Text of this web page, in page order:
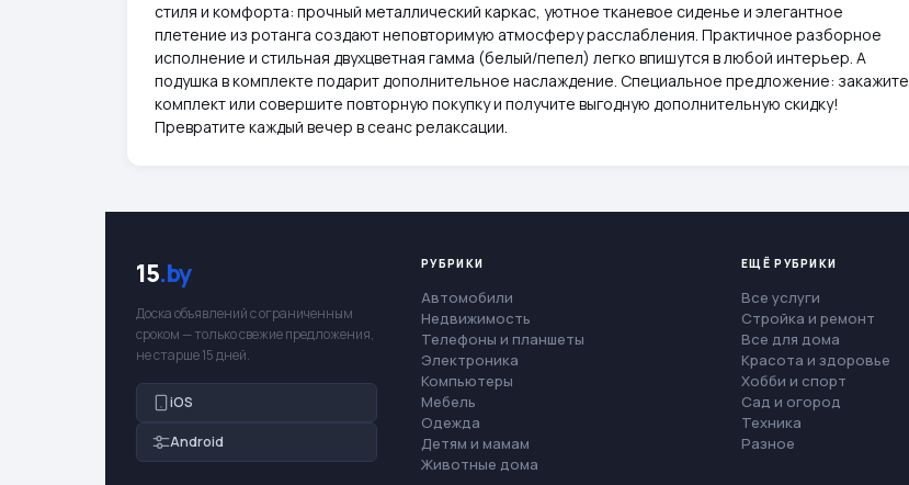
стиля и комфорта: прочный металлический каркас, уютное тканевое сиденье и элегантное
плетение из ротанга создают неповторимую атмосферу расслабления. Практичное разборное
исполнение и стильная двухцветная гамма (белый/пепел) легко впишутся в любой интерьер. А
подушка в комплекте подарит дополнительное наслаждение. Специальное предложение: закажите
комплект или совершите повторную покупку и получите выгодную дополнительную скидку!
Превратите каждый вечер в сеанс релаксации.
15.by
Доска объявлений с ограниченным
сроком — только свежие предложения,
не старше 15 дней.
iOS
Android
РУБРИКИ
Автомобили
Недвижимость
Телефоны и планшеты
Электроника
Компьютеры
Мебель
Одежда
Детям и мамам
Животные дома
ЕЩЁ РУБРИКИ
Все услуги
Стройка и ремонт
Все для дома
Красота и здоровье
Хобби и спорт
Сад и огород
Техника
Разное